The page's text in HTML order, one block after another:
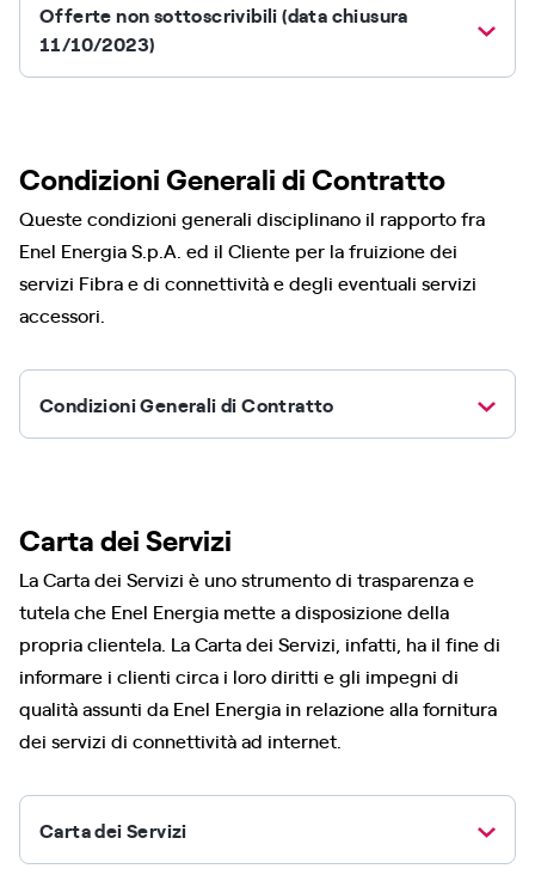
Offerte non sottoscrivibili (data chiusura
11/10/2023)
Condizioni Generali di Contratto
Queste condizioni generali disciplinano il rapporto fra
Enel Energia S.p.A. ed il Cliente per la fruizione dei
servizi Fibra e di connettività e degli eventuali servizi
accessori.
Condizioni Generali di Contratto
Carta dei Servizi
La Carta dei Servizi è uno strumento di trasparenza e
tutela che Enel Energia mette a disposizione della
propria clientela. La Carta dei Servizi, infatti, ha il fine di
informare i clienti circa i loro diritti e gli impegni di
qualità assunti da Enel Energia in relazione alla fornitura
dei servizi di connettività ad internet.
Carta dei Servizi